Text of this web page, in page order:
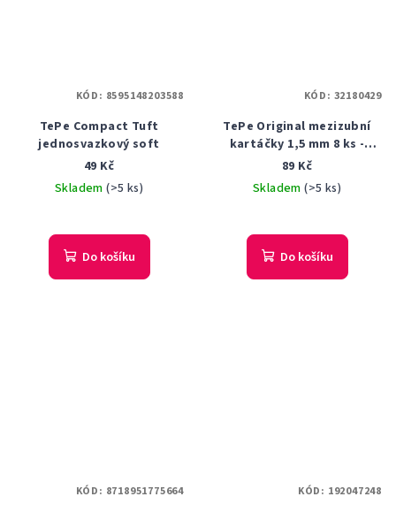
TePe Compact Tuft
jednosvazkový soft
49 Kč
Skladem(>5 ks)
hodnocení
produktu
Do košíku
KÓD: 8595148203588
TePe Original mezizubní
kartáčky 1,5 mm 8 ks -
černý
89 Kč
Skladem(>5 ks)
Do košíku
KÓD: 32180429
KÓD: 8718951775664 KÓD: 192047248